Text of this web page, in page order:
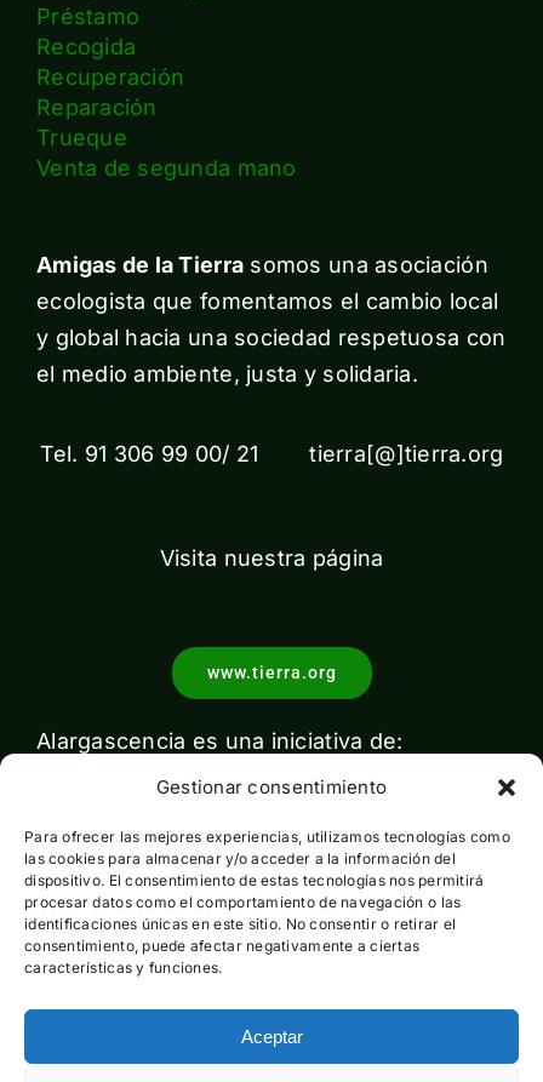
Gestionar consentimiento
Para ofrecer las mejores experiencias, utilizamos tecnologías como
las cookies para almacenar y/o acceder a la información del
dispositivo. El consentimiento de estas tecnologías nos permitirá
procesar datos como el comportamiento de navegación o las
identificaciones únicas en este sitio. No consentir o retirar el
consentimiento, puede afectar negativamente a ciertas
características y funciones.
Aceptar
Préstamo
Recogida
Recuperación
Reparación
Trueque
Venta de segunda mano
Amigas de la Tierra somos una asociación
ecologista que fomentamos el cambio local
y global hacia una sociedad respetuosa con
el medio ambiente, justa y solidaria.
Tel. 91 306 99 00/ 21 tierra[@]tierra.org
Visita nuestra página
www.tierra.org
Alargascencia es una iniciativa de:
Con el apoyo de: